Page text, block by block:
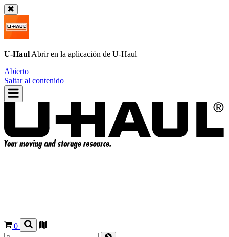
U-Haul Abrir en la aplicación de U-Haul
Abierto
Saltar al contenido
0